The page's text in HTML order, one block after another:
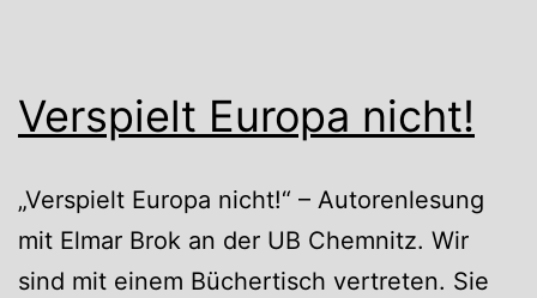
Verspielt Europa nicht!
„Verspielt Europa nicht!“ – Autorenlesung
mit Elmar Brok an der UB Chemnitz. Wir
sind mit einem Büchertisch vertreten. Sie